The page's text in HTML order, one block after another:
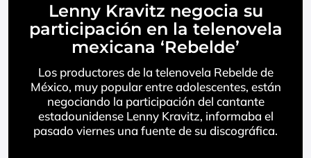
Lenny Kravitz negocia su
participación en la telenovela
mexicana ‘Rebelde’
Los productores de la telenovela Rebelde de
México, muy popular entre adolescentes, están
negociando la participación del cantante
estadounidense Lenny Kravitz, informaba el
pasado viernes una fuente de su discográfica.